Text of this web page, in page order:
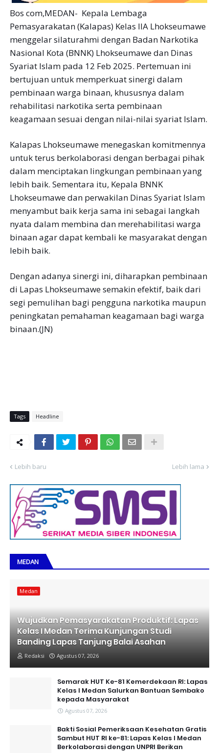
Bos com,MEDAN- Kepala Lembaga
Pemasyarakatan (Kalapas) Kelas IIA Lhokseumawe
menggelar silaturahmi dengan Badan Narkotika
Nasional Kota (BNNK) Lhokseumawe dan Dinas
Syariat Islam pada 12 Feb 2025. Pertemuan ini
bertujuan untuk memperkuat sinergi dalam
pembinaan warga binaan, khususnya dalam
rehabilitasi narkotika serta pembinaan
keagamaan sesuai dengan nilai-nilai syariat Islam.
Kalapas Lhokseumawe menegaskan komitmennya
untuk terus berkolaborasi dengan berbagai pihak
dalam menciptakan lingkungan pembinaan yang
lebih baik. Sementara itu, Kepala BNNK
Lhokseumawe dan perwakilan Dinas Syariat Islam
menyambut baik kerja sama ini sebagai langkah
nyata dalam membina dan merehabilitasi warga
binaan agar dapat kembali ke masyarakat dengan
lebih baik.
Dengan adanya sinergi ini, diharapkan pembinaan
di Lapas Lhokseumawe semakin efektif, baik dari
segi pemulihan bagi pengguna narkotika maupun
peningkatan pemahaman keagamaan bagi warga
binaan.(JN)
Tags Headline
Lebih baru Lebih lama
MEDAN
Medan
Wujudkan Pemasyarakatan Produktif: Lapas
Kelas I Medan Terima Kunjungan Studi
Banding Lapas Tanjung Balai Asahan
Redaksi Agustus 07, 2026
Semarak HUT Ke-81 Kemerdekaan RI: Lapas
Kelas I Medan Salurkan Bantuan Sembako
kepada Masyarakat
Agustus 07, 2026
Bakti Sosial Pemeriksaan Kesehatan Gratis
Sambut HUT RI ke-81: Lapas Kelas I Medan
Berkolaborasi dengan UNPRI Berikan